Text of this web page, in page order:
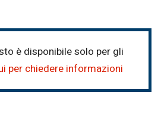
è disponibile solo per gli
per chiedere informazioni